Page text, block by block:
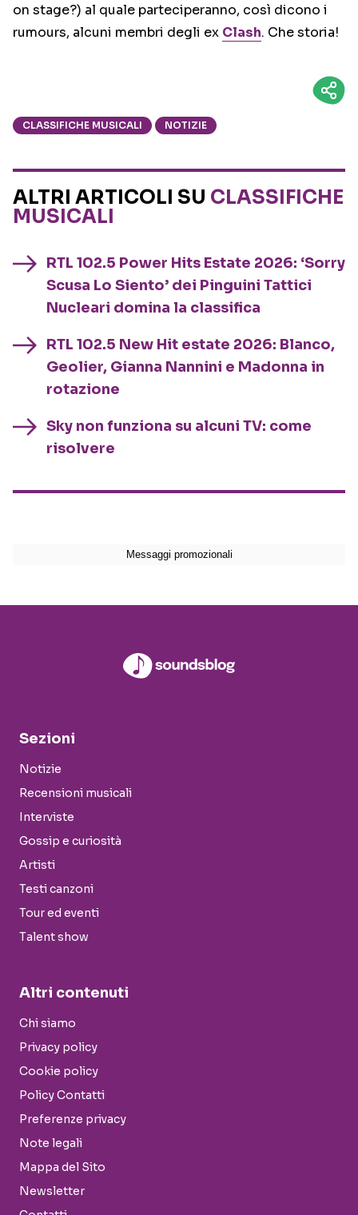
on stage?) al quale parteciperanno, così dicono i
rumours, alcuni membri degli ex Clash. Che storia!
CLASSIFICHE MUSICALI NOTIZIE
ALTRI ARTICOLI SU CLASSIFICHE
MUSICALI
RTL 102.5 Power Hits Estate 2026: ‘Sorry
Scusa Lo Siento’ dei Pinguini Tattici
Nucleari domina la classifica
RTL 102.5 New Hit estate 2026: Blanco,
Geolier, Gianna Nannini e Madonna in
rotazione
Sky non funziona su alcuni TV: come
risolvere
Sezioni
Notizie
Recensioni musicali
Interviste
Gossip e curiosità
Artisti
Testi canzoni
Tour ed eventi
Talent show
Altri contenuti
Chi siamo
Privacy policy
Cookie policy
Policy Contatti
Preferenze privacy
Note legali
Mappa del Sito
Newsletter